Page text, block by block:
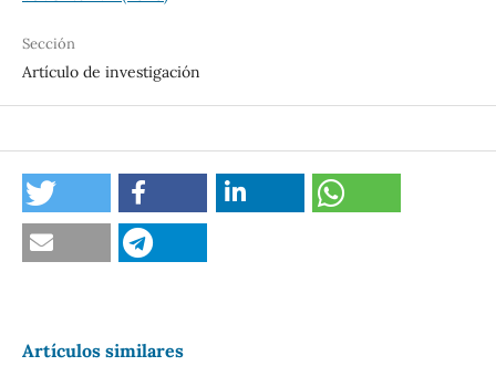
Sección
Artículo de investigación
Artículos similares